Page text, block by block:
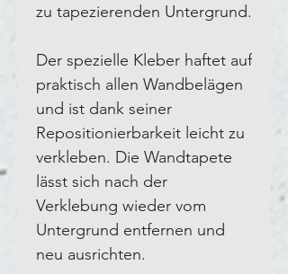
zu tapezierenden Untergrund.
Der spezielle Kleber haftet auf
praktisch allen Wandbelägen
und ist dank seiner
Repositionierbarkeit leicht zu
verkleben. Die Wandtapete
lässt sich nach der
Verklebung wieder vom
Untergrund entfernen und
neu ausrichten.